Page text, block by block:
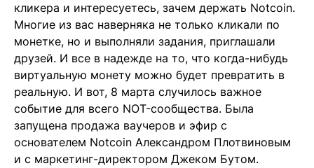
кликера и интересуетесь, зачем держать Notcoin.
Многие из вас наверняка не только кликали по
монетке, но и выполняли задания, приглашали
друзей. И все в надежде на то, что когда-нибудь
виртуальную монету можно будет превратить в
реальную. И вот, 8 марта случилось важное
событие для всего NOT-сообщества. Была
запущена продажа ваучеров и эфир с
основателем Notcoin Александром Плотвиновым
и с маркетинг-директором Джеком Бутом.